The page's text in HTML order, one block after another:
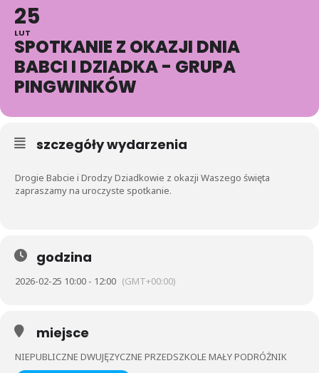
25
LUT
SPOTKANIE Z OKAZJI DNIA
BABCI I DZIADKA - GRUPA
PINGWINKÓW
szczegóły wydarzenia
Drogie Babcie i Drodzy Dziadkowie z okazji Waszego święta
zapraszamy na uroczyste spotkanie.
godzina
2026-02-25 10:00 - 12:00 (GMT+00:00)
miejsce
NIEPUBLICZNE DWUJĘZYCZNE PRZEDSZKOLE MAŁY PODRÓŻNIK